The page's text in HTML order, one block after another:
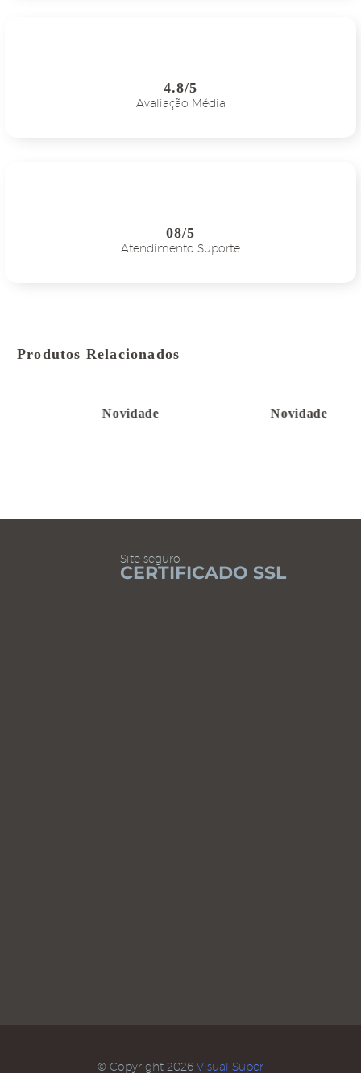
4.8/5
Avaliação Média
08/5
Atendimento Suporte
Produtos Relacionados
Novidade Novidade
Site seguro
CERTIFICADO SSL
© Copyright 2026 Visual Super